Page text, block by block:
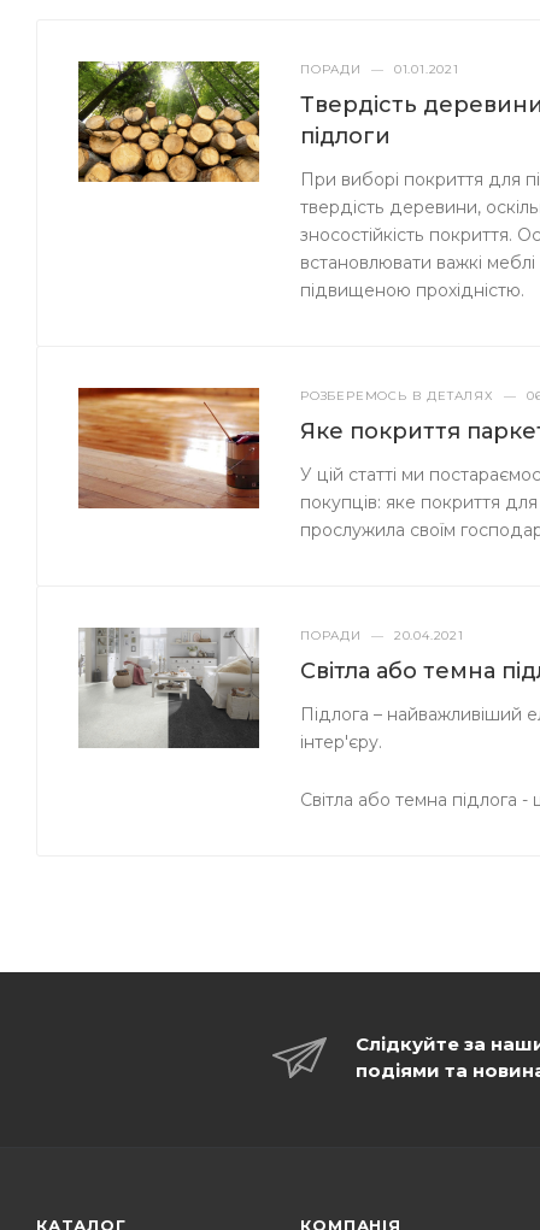
ПОРАДИ — 01.01.2021
Твердість
підлоги
При виборі покриття для
твердість деревини,
зносостійкість покриття.
встановлювати важкі
підвищеною прохідністю.
РОЗБЕРЕМОСЬ В ДЕТАЛЯХ —
Яке покриття
У цій статті ми
покупців: яке покриття
прослужила своїм
ПОРАДИ — 20.04.2021
Світла або темна
Підлога – найважливіший
інтер'єру.
Світла або темна підлога
Слідкуйте за
подіями та
КАТАЛОГ КОМПАНІЯ